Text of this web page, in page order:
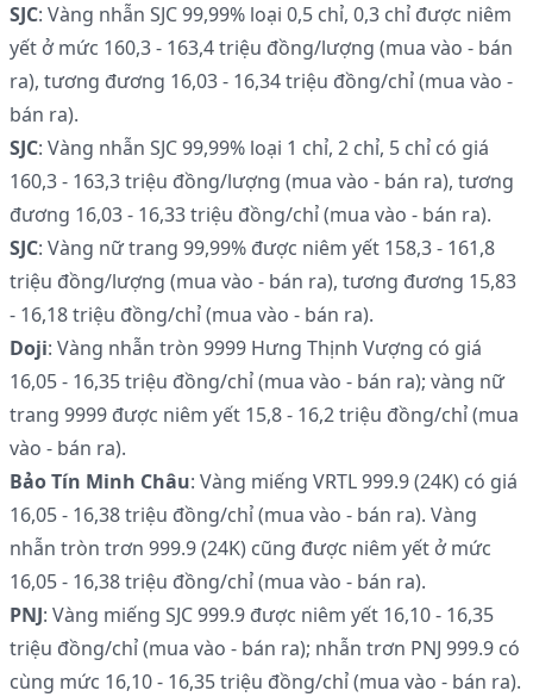
SJC: Vàng nhẫn SJC 99,99% loại 0,5 chỉ, 0,3 chỉ được niêm
yết ở mức 160,3 - 163,4 triệu đồng/lượng (mua vào - bán
ra), tương đương 16,03 - 16,34 triệu đồng/chỉ (mua vào -
bán ra).
SJC: Vàng nhẫn SJC 99,99% loại 1 chỉ, 2 chỉ, 5 chỉ có giá
160,3 - 163,3 triệu đồng/lượng (mua vào - bán ra), tương
đương 16,03 - 16,33 triệu đồng/chỉ (mua vào - bán ra).
SJC: Vàng nữ trang 99,99% được niêm yết 158,3 - 161,8
triệu đồng/lượng (mua vào - bán ra), tương đương 15,83
- 16,18 triệu đồng/chỉ (mua vào - bán ra).
Doji: Vàng nhẫn tròn 9999 Hưng Thịnh Vượng có giá
16,05 - 16,35 triệu đồng/chỉ (mua vào - bán ra); vàng nữ
trang 9999 được niêm yết 15,8 - 16,2 triệu đồng/chỉ (mua
vào - bán ra).
Bảo Tín Minh Châu: Vàng miếng VRTL 999.9 (24K) có giá
16,05 - 16,38 triệu đồng/chỉ (mua vào - bán ra). Vàng
nhẫn tròn trơn 999.9 (24K) cũng được niêm yết ở mức
16,05 - 16,38 triệu đồng/chỉ (mua vào - bán ra).
PNJ: Vàng miếng SJC 999.9 được niêm yết 16,10 - 16,35
triệu đồng/chỉ (mua vào - bán ra); nhẫn trơn PNJ 999.9 có
cùng mức 16,10 - 16,35 triệu đồng/chỉ (mua vào - bán ra).